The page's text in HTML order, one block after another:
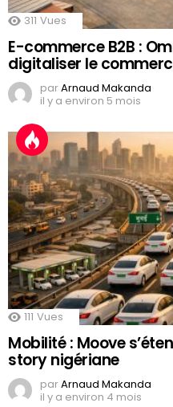
311 Vues
E-commerce B2B :
digitaliser le
parArnaud Makanda
il y a environ 5 mois
111 Vues
Mobilité : Moove
story nigériane
parArnaud Makanda
il y a environ 4 mois